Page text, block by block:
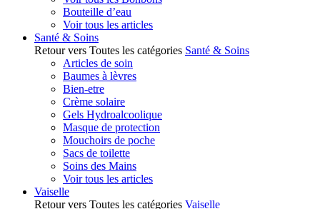
Bouteille d’eau
Voir tous les articles
Santé & Soins
Retour vers Toutes les catégories Santé & Soins
Articles de soin
Baumes à lèvres
Bien-etre
Crème solaire
Gels Hydroalcoolique
Masque de protection
Mouchoirs de poche
Sacs de toilette
Soins des Mains
Voir tous les articles
Vaiselle
Retour vers Toutes les catégories Vaiselle